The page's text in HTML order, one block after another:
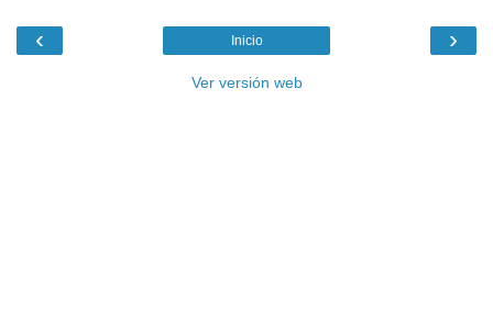
‹ ›
Inicio
Ver versión web